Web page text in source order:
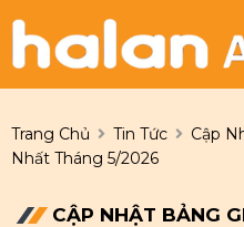
Trang Chủ Tin Tức
Cập
Nhất Tháng 5/2026
CẬP NHẬT BẢNG